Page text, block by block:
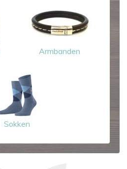
Armbanden
Sokken